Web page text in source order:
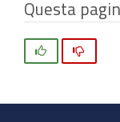
Questa